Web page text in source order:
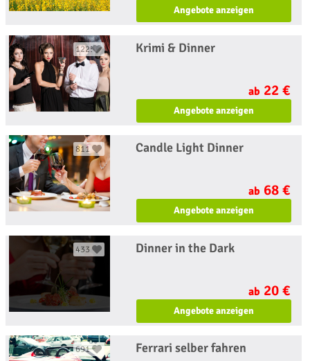
Angebote anzeigen
1225 Krimi & Dinner
ab 22 €
Angebote anzeigen
811 Candle Light Dinner
ab 68 €
Angebote anzeigen
433 Dinner in the Dark
ab 20 €
Angebote anzeigen
691 Ferrari selber fahren